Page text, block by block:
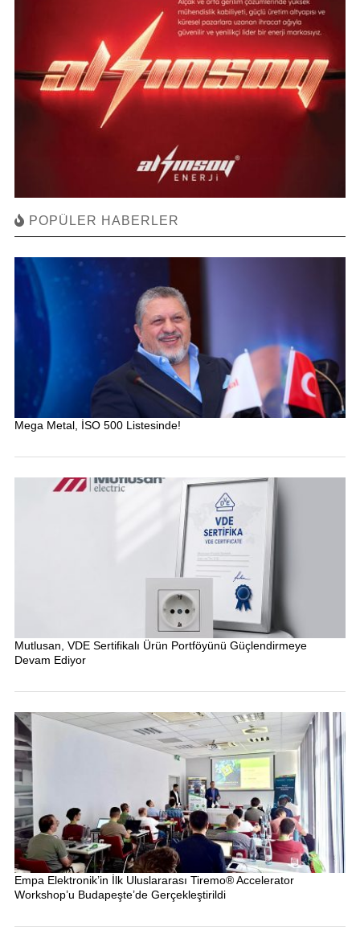
POPÜLER HABERLER
Mega Metal, İSO 500 Listesinde!
Mutlusan, VDE Sertifikalı Ürün Portföyünü Güçlendirmeye
Devam Ediyor
Empa Elektronik’in İlk Uluslararası Tiremo® Accelerator
Workshop’u Budapeşte’de Gerçekleştirildi